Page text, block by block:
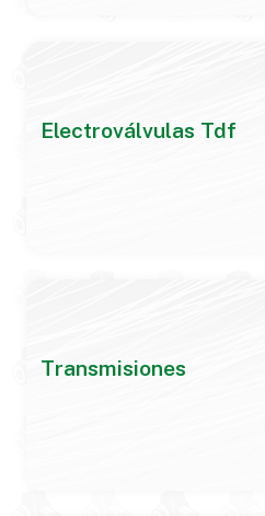
Electroválvulas Tdf
Transmisiones